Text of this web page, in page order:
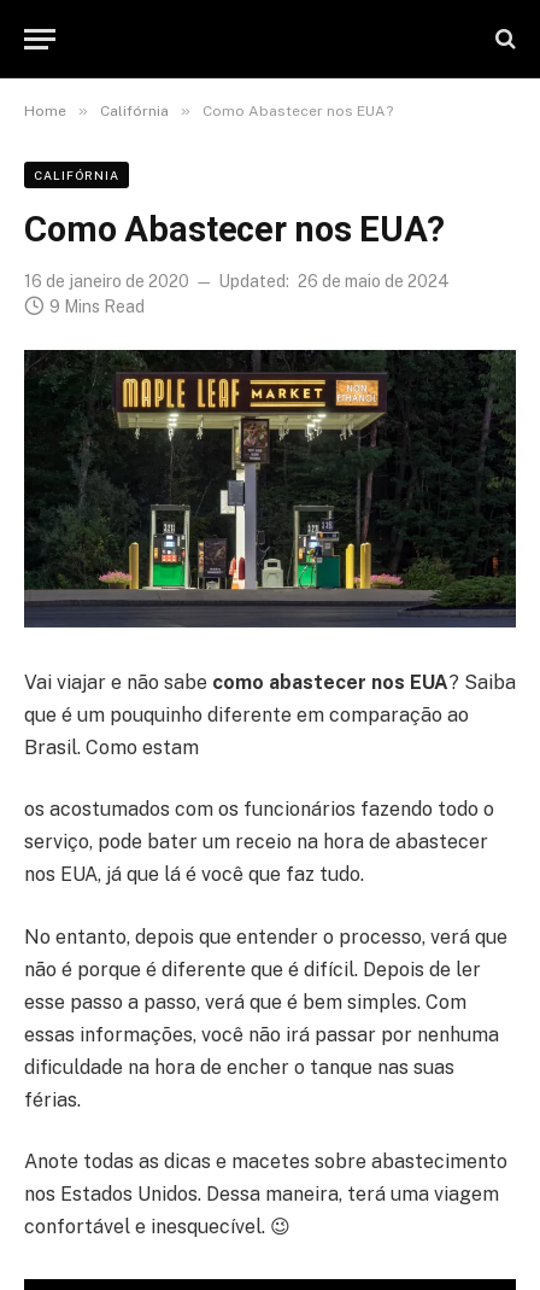
Home » Califórnia » Como Abastecer nos EUA?
CALIFÓRNIA
Como Abastecer nos EUA?
16 de janeiro de 2020 Updated: 26 de maio de 2024
9 Mins Read
Vai viajar e não sabe como abastecer nos EUA? Saiba
que é um pouquinho diferente em comparação ao
Brasil. Como estam
os acostumados com os funcionários fazendo todo o
serviço, pode bater um receio na hora de abastecer
nos EUA, já que lá é você que faz tudo.
No entanto, depois que entender o processo, verá que
não é porque é diferente que é difícil. Depois de ler
esse passo a passo, verá que é bem simples. Com
essas informações, você não irá passar por nenhuma
dificuldade na hora de encher o tanque nas suas
férias.
Anote todas as dicas e macetes sobre abastecimento
nos Estados Unidos. Dessa maneira, terá uma viagem
confortável e inesquecível. 😉